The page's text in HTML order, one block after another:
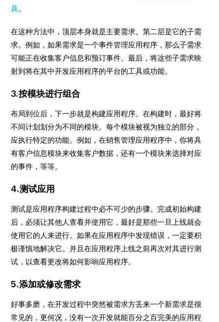
具。
在这种方法中，顶层本身就是主要需求。第二层是它的子需
求。例如，如果需求是一个事件管理应用程序，那么子需求
可能正在收集客户信息和预订事件。最后，将这些子需求映
射到将在其中开发应用程序的平台的工具或功能。
3.按模块进行组合
布局到位后，下一步就是构建应用程序。在构建时，最好将
不同计划划分为不同的模块。每个模块被视为独立的部分，
应执行特定的功能。例如，在销售管理应用程序中，你将具
有客户信息模块来收集客户数据，还有一个模块来选择对应
的事件，等等。
4.测试应用
测试是应用程序构建过程中必不可少的步骤。完成初始构建
后，必须让其他人查看并使用它，最好是那些一旦上线就会
使用它的人来进行。如果在应用程序中发现错误，一定要积
极谨慎地解决它。并且在应用程序上线之前再次对其进行测
试，以查看更改将如何影响应用程序。
5.添加或修改需求
好事多磨，在开发过程中突然被需求方丢来一个新需求是很
常见的，更何况，没有一次开发就能百分之百完美的应用程